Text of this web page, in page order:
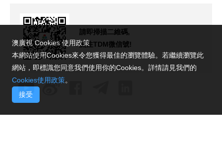
請即掃描二維碼,
關注TDM微信號!
澳廣視 Cookies 使用政策
本網站使用Cookies來令您獲得最佳的瀏覽體驗。若繼續瀏覽此
網站，即標識您同意我們使用你的Cookies。詳情請見我們的
Cookies使用政策。
接受